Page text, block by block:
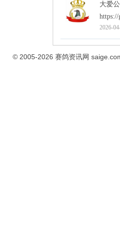
大爱
https://
2026-
© 2005-2026 赛鸽资讯网